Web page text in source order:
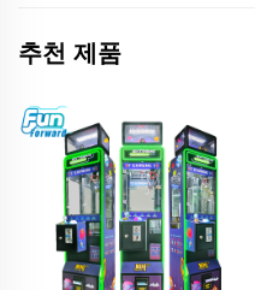
추천 제품